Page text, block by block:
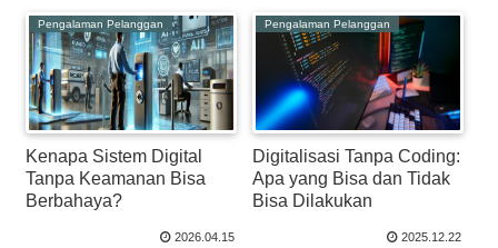
Pengalaman Pelanggan
Kenapa Sistem Digital
Tanpa Keamanan Bisa
Berbahaya?
2026.04.15
Pengalaman Pelanggan
Digitalisasi Tanpa Coding:
Apa yang Bisa dan Tidak
Bisa Dilakukan
2025.12.22